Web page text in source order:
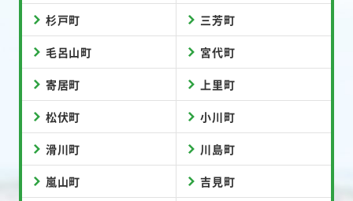
杉戸町 三芳町
毛呂山町 宮代町
寄居町 上里町
松伏町 小川町
滑川町 川島町
嵐山町 吉見町